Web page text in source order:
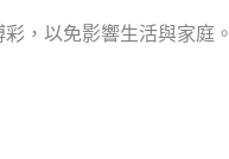
，以免影響生活與家庭。